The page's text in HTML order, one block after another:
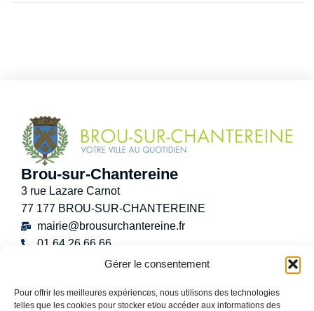
Gérer le consentement
Pour offrir les meilleures expériences, nous utilisons des technologies
telles que les cookies pour stocker et/ou accéder aux informations des
Brou-sur-Chantereine
3 rue Lazare Carnot
77 177 BROU-SUR-CHANTEREINE
mairie@brousurchantereine.fr
01 64 26 66 66
Lundi :8h30 – 12h